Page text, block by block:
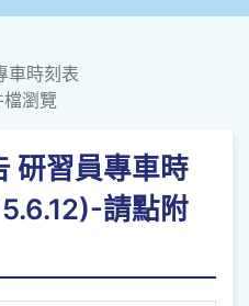
車時刻表
瀏覽
研習員專車時
請點附